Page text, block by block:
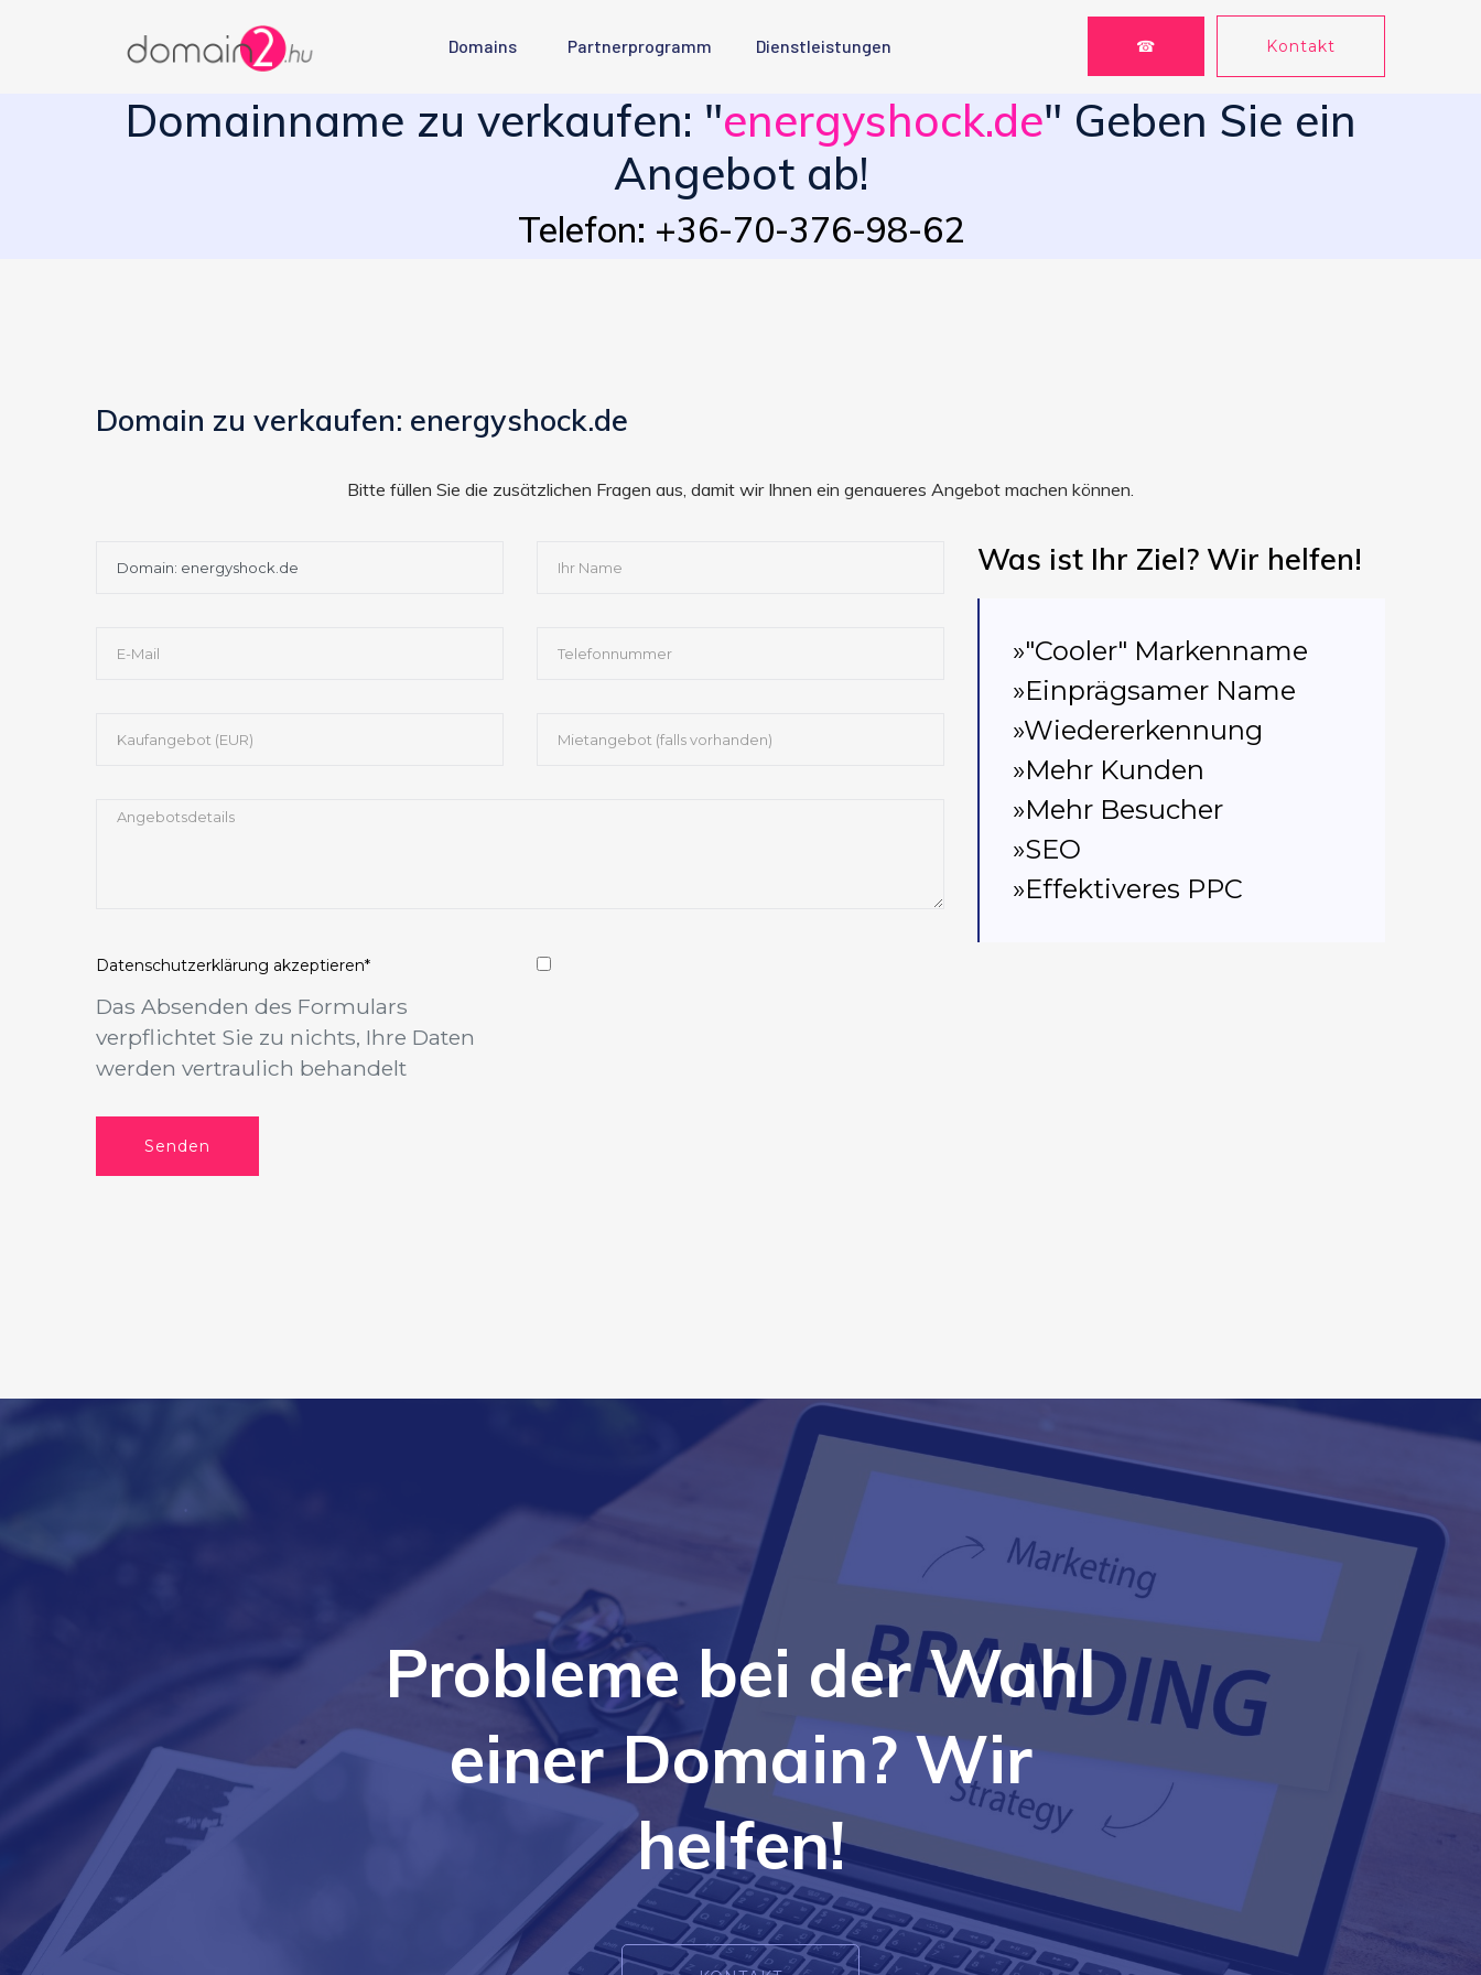
Domains Partnerprogramm Dienstleistungen ☎ Kontakt
Domainname zu verkaufen: "energyshock.de" Geben Sie ein
Angebot ab!
Telefon: +36-70-376-98-62
Domain zu verkaufen: energyshock.de
Bitte füllen Sie die zusätzlichen Fragen aus, damit wir Ihnen ein genaueres Angebot machen können.
Datenschutzerklärung akzeptieren*
Das Absenden des Formulars
verpflichtet Sie zu nichts, Ihre Daten
werden vertraulich behandelt
Senden
Was ist Ihr Ziel? Wir helfen!
»"Cooler" Markenname
»Einprägsamer Name
»Wiedererkennung
»Mehr Kunden
»Mehr Besucher
»SEO
»Effektiveres PPC
Probleme bei der Wahl
einer Domain? Wir
helfen!